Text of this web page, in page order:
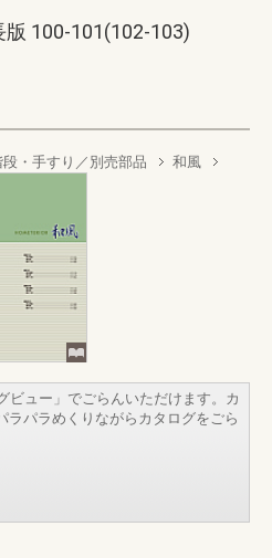
100-101(102-103)
・手すり／別売部品 和風
ビュー」でごらんいただけます。カ
ラパラめくりながらカタログをごら